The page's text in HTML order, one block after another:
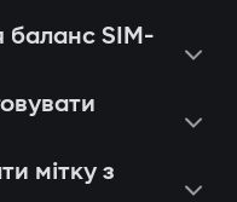
Gazer
двигуна;
та спроб
вудки»
з
неможливо
та
оптимальної
баланс SIM-
мітку з